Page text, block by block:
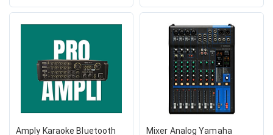
Amply Karaoke Bluetooth
Mixer Analog Yamaha